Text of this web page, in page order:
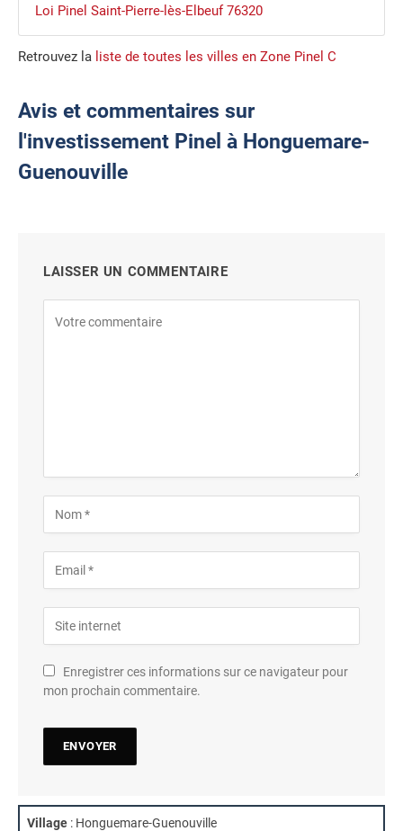
Loi Pinel Saint-Pierre-lès-Elbeuf 76320
Retrouvez la liste de toutes les villes en Zone Pinel C
Avis et commentaires sur
l'investissement Pinel à Honguemare-
Guenouville
LAISSER UN COMMENTAIRE
Enregistrer ces informations sur ce navigateur pour
mon prochain commentaire.
Village : Honguemare-Guenouville